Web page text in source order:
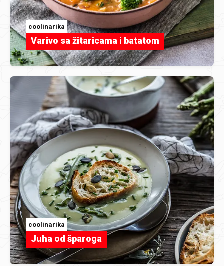
coolinarika
Varivo sa žitaricama i batatom
coolinarika
Juha od šparoga